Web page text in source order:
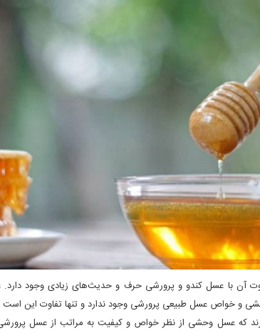
آن با عسل کندو و پرورشی حرف و حدیث‌های زیادی وجود دارد.
و خواص عسل طبیعی پرورشی وجود ندارد و تنها تفاوت این است
که عسل وحشی از نظر خواص و کیفیت به مراتب از عسل